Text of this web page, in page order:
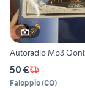
2
Autoradio Mp3
50 €
Faloppio(CO)